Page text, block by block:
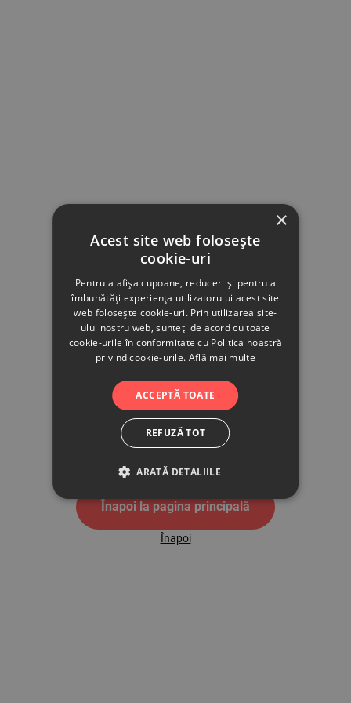
500
Înapoi la pagina principală
Înapoi
×
Acest site web folosește
cookie-uri
Pentru a afișa cupoane, reduceri și pentru a
îmbunătăți experiența utilizatorului acest site
web folosește cookie-uri. Prin utilizarea site-
ului nostru web, sunteți de acord cu toate
cookie-urile în conformitate cu Politica noastră
privind cookie-urile. Află mai multe
ACCEPTĂ TOATE
REFUZĂ TOT
ARATĂ DETALIILE